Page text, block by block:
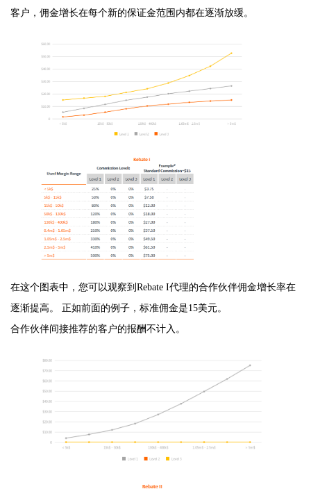
客户，佣金增长在每个新的保证金范围内都在逐渐放缓。
在这个图表中，您可以观察到Rebate I代理的合作伙伴佣金增长率在
逐渐提高。 正如前面的例子，标准佣金是15美元。
合作伙伴间接推荐的客户的报酬不计入。